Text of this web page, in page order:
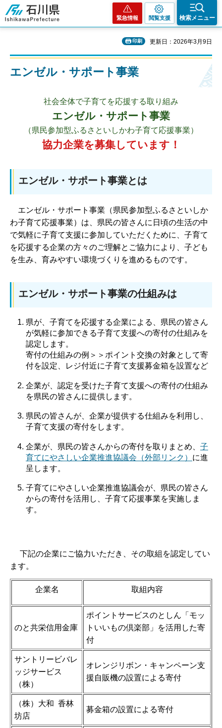
石川県
緊急情報 閲覧支援 検索メニュー
印刷 更新日：2026年3月9日
エンゼル・サポート事業
社会全体で子育てを応援する取り組み
エンゼル・サポート事業
（県民参加型ふるさといしかわ子育て応援事業）
協力企業を募集しています！
エンゼル・サポート事業とは
エンゼル・サポート事業（県民参加型ふるさといしか
わ子育て応援事業）は、県民の皆さんに日頃の生活の中
で気軽に子育て支援に参加していただくために、子育て
を応援する企業の方々のご理解とご協力により、子ども
を生み、育みやすい環境づくりを進めるものです。
エンゼル・サポート事業の仕組みは
県が、子育てを応援する企業による、県民の皆さん
が気軽に参加できる子育て支援への寄付の仕組みを
認定します。
寄付の仕組みの例＞＞ポイント交換の対象として寄
付を設定、レジ付近に子育て支援募金箱を設置など
企業が、認定を受けた子育て支援への寄付の仕組み
を県民の皆さんに提供します。
県民の皆さんが、企業が提供する仕組みを利用し、
子育て支援の寄付をします。
企業が、県民の皆さんからの寄付を取りまとめ、 子
育てにやさしい企業推進協議会（外部リンク） に進
呈します。
子育てにやさしい企業推進協議会が、県民の皆さん
からの寄付を活用し、子育て応援事業を実施しま
す。
下記の企業にご協力いただき、その取組を認定してい
ます。
企業名 取組内容
のと共栄信用金庫
ポイントサービスのとしん「モッ
トいいもの倶楽部」を活用した寄
付
サントリービバレ
ッジサービス
（株）
オレンジリボン・キャンペーン支
援自販機の設置による寄付
（株）大和 香林
坊店
募金箱の設置による寄付